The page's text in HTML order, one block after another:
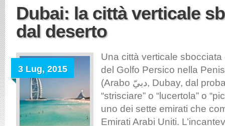
Dubai: la città verticale
dal deserto
3 Lug, 2015
Una città verticale
del Golfo Persico nella
(Arabo دبيّ, Dubay, dal probabile significato
“strisciare” o “lucertola” o
uno dei sette emirati che
Emirati Arabi Uniti.